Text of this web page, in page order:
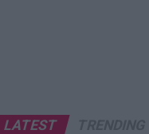
LATEST